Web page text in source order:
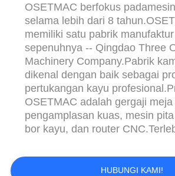
OSETMAC berfokus
selama lebih dari 8
memiliki satu pabrik
sepenuhnya -- Qingdao Three
Machinery Company.Pabrik
dikenal dengan baik sebagai
pertukangan kayu
OSETMAC adalah gergaji
pengamplasan kuas, mesin
bor kayu, dan router
negara dan wilayah di Timur
Tenggara, Eropa, dan Amerika
HUBUNGI KAMI!